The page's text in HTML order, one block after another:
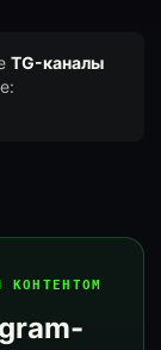
TG-каналы
КОНТЕНТОМ